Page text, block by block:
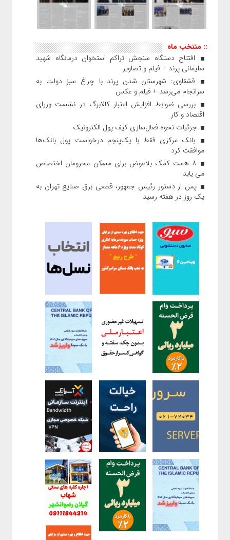
:: منتخب ماه
افتتاح دستگاه سنجش تراکم استخوان درمانگاه شهید
سلیمانی پرند + فیلم و تصاویر
قشقاوی: شهرستان شدن پرند با چراغ سبز دولت به
سرانجام می‌رسد + فیلم و عکس
بررسی ضوابط افزایش اعتبار کالابرگ در نشست وزرای
اقتصاد و کار
جزئیات نحوه فعال‌سازی کیف پول الکترونیک
بانک مرکزی فقط با یک‌‎پنجم درخواست پول بانک‌ها
موافقت کرد
۸ همت کمک بلاعوض برای مسکن محرومان اختصاص
می یابد
پس از دستور رئیس‌ جمهور، قطعی برق صنایع تهران به
یک روز در هفته رسید